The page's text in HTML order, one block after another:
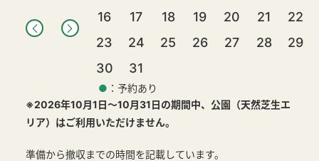
16
17 18 19 20 21
22
23
24 25 26 27 28
29
30
31
● ：予約あり
※2026年10月1日～10月31日の期間中、公園（天然芝生エ
リア）はご利用いただけません。
準備から撤収までの時間を記載しています。